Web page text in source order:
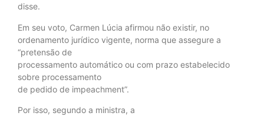
disse.
Em seu voto, Carmen Lúcia afirmou não existir, no
ordenamento jurídico vigente, norma que assegure a
“pretensão de
processamento automático ou com prazo estabelecido
sobre processamento
de pedido de impeachment”.
Por isso, segundo a ministra, a